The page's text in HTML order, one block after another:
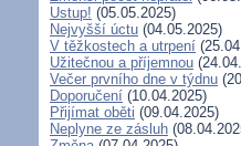
Ustup! (05.05.2025)
Nejvyšší úctu (04.05.2025)
V těžkostech a utrpení
Užitečnou a příjemnou
Večer prvního dne v týdnu
Doporučení (10.04.2025)
Přijímat oběti (09.04.2025)
Neplyne ze zásluh